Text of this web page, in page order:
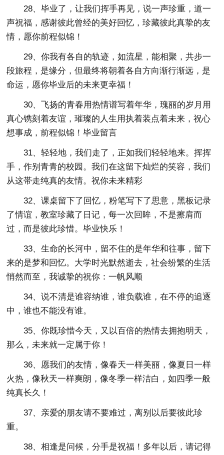
28、毕业了，让我们挥手再见，说一声珍重，道一
声祝福，感谢彼此曾经的美好回忆，珍藏彼此真挚的友
情，愿你前程似锦！
29、你我有各自的轨迹，如流星，能相聚，共步一
段旅程，是缘分，但最终将朝着各自方向渐行渐远，是
命运，愿你毕业后的未来更幸福！
30、飞扬的青春用热情谱写着年华，瑰丽的岁月用
真心镌刻着友谊，璀璨的人生用执着装点着未来，祝心
想事成，前程似锦！毕业留言
31、轻轻地，我们走了，正如我们轻轻地来。挥挥
手，作别青青的校园。我们在这留下灿烂的笑容，我们
从这帯走纯真的友情。祝你未来精彩
32、课桌留下了回忆，粉笔写下了思意，黑板记录
了情谊，教室珍藏了日记，每一次回眸，不是擦肩而
过，而是彼此珍惜。毕业快乐！
33、生命的长河中，留不住的是年华和往事，留下
来的是梦和回忆。大学时光默然逝去，社会纷繁的生活
悄然而至，我诚挚的祝你：一帆风顺
34、说不清是谁容纳谁，谁负载谁，在不停的追逐
中，谁也不能没有谁。
35、你既珍惜今天，又以百倍的热情去拥抱明天，
那么，未来就一定属于你！
36、愿我们的友情，像春天一样美丽，像夏日一样
火热，像秋天一样爽朗，像冬季一样洁白，如四季一般
纯真长久！
37、亲爱的朋友请不要难过，离别以后要彼此珍
重。
38、相逢是问候，分手是祝福！多年以后，请记得